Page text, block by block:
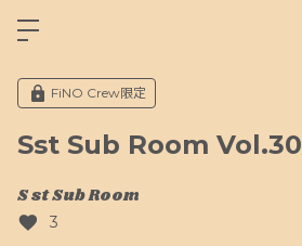
FiNO Crew限定
Sst Sub Room Vol.30
S st Sub Room
3